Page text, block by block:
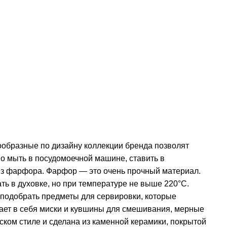
по дизайну коллекции бренда позволят
мыть в посудомоечной машине, ставить в
фарфора. Фарфор — это очень прочный материал.
в духовке, но при температуре не выше 220°C.
предметы для сервировки, которые
в себя миски и кувшины для смешивания, мерные
стиле и сделана из каменной керамики, покрытой